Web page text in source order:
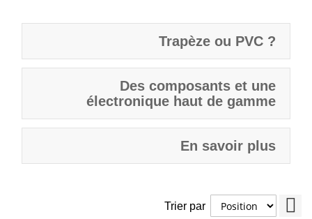
Trapèze ou PVC ?
Des composants et une
électronique haut de gamme
En savoir plus
Trier par